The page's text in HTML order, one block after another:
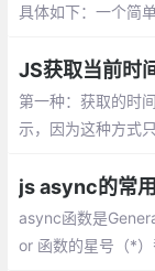
具体如下：一个简
JS获取当前时
第一种：获取的时
示，因为这种方式
js async的常
async函数是
or 函数的星号（*